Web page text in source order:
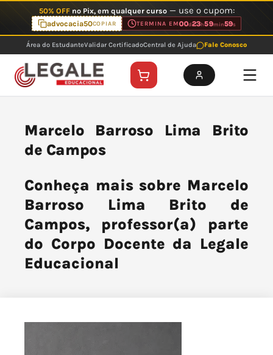
o
conteúdo
50% OFFno Pix, em qualquer curso— use o cupom:
advocacia50COPIAR TERMINA EM00d23h59min59s
Área do EstudanteValidar CertificadoCentral de Ajuda Fale Conosco
Marcelo Barroso Lima Brito
de Campos
Conheça mais sobre Marcelo
Barroso Lima Brito de
Campos, professor(a) parte
do Corpo Docente da Legale
Educacional